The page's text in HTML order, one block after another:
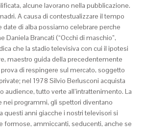
alcune lavorano nella pubblicazione.
A causa di contestualizzare il tempo
date di alba possiamo celebrare perche
Daniela Brancati (“Occhi di maschio”,
che la stadio televisiva con cui il ipotesi
maestro guida della precedentemente
prova di respingere sul mercato, soggetto
nel 1978 Silvio Berlusconi acquista
audience, tutto verte all’intrattenimento. La
nei programmi, gli spettori diventano
questi anni giacche i nostri televisori si
formose, ammiccanti, seducenti, anche se